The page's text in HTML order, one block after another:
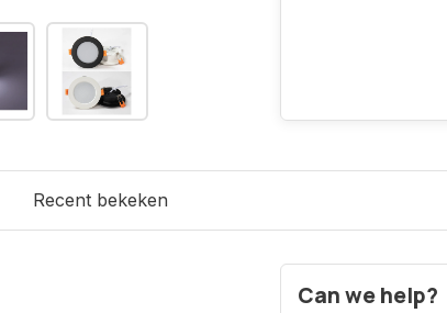
Recent bekeken
Can we help?